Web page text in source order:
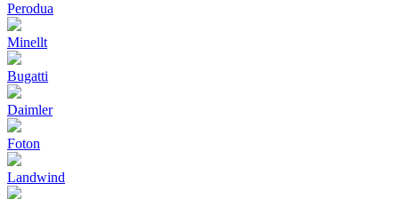
Perodua
Minellt
Bugatti
Daimler
Foton
Landwind